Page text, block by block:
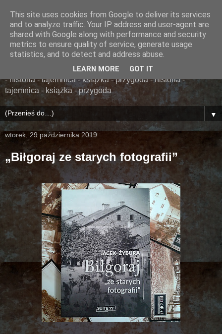
......... ZAPOMNIANA
BIBLIOTEKA ........
książka - przygoda - historia - tajemnica - książka - przygoda
- historia - tajemnica - książka - przygoda - historia -
tajemnica - książka - przygoda
▼
wtorek, 29 października 2019
„Biłgoraj ze starych fotografii”
This site uses cookies from Google to deliver its services
and to analyze traffic. Your IP address and user-agent are
shared with Google along with performance and security
metrics to ensure quality of service, generate usage
statistics, and to detect and address abuse.
LEARN MORE GOT IT